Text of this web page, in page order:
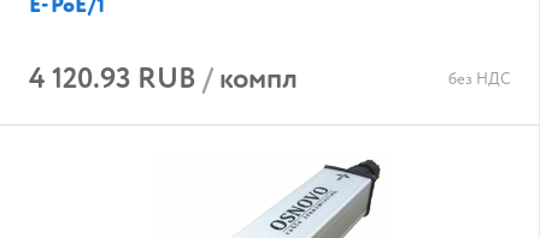
4 120.93 RUB/компл без НДС